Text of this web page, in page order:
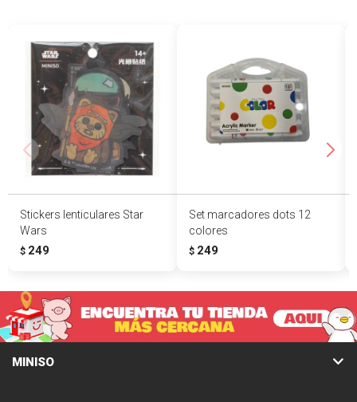
Stickers lenticulares Star
Wars
$ 249
Set marcadores dots 12
colores
$ 249
MINISO